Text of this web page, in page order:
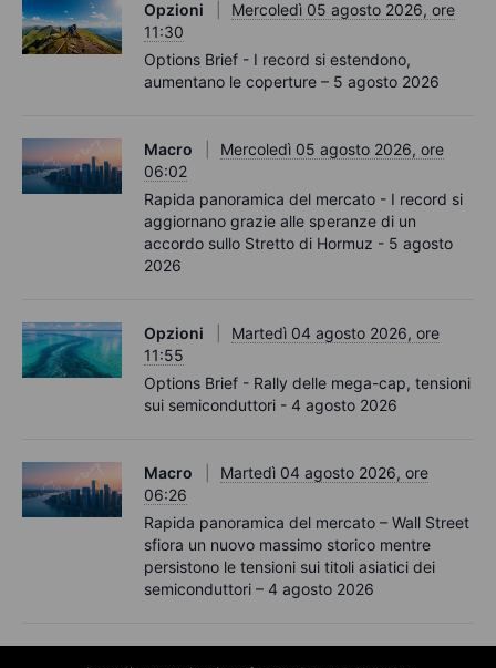
Opzioni
Mercoledì 05 agosto 2026, ore
11:30
Options Brief - I record si estendono,
aumentano le coperture – 5 agosto 2026
Macro
Mercoledì 05 agosto 2026, ore
06:02
Rapida panoramica del mercato - I record si
aggiornano grazie alle speranze di un
accordo sullo Stretto di Hormuz - 5 agosto
2026
Opzioni
Martedì 04 agosto 2026, ore
11:55
Options Brief - Rally delle mega-cap, tensioni
sui semiconduttori - 4 agosto 2026
Macro
Martedì 04 agosto 2026, ore
06:26
Rapida panoramica del mercato – Wall Street
sfiora un nuovo massimo storico mentre
persistono le tensioni sui titoli asiatici dei
semiconduttori – 4 agosto 2026